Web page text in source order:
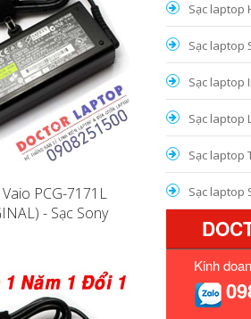
PCG-7171L
- Sạc Sony
Sạc laptop
Sạc laptop
Sạc laptop
Sạc laptop
Sạc laptop
Sạc laptop
Kinh